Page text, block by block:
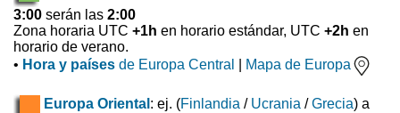
3:00 serán las 2:00
Zona horaria UTC +1h en horario estándar, UTC +2h en
horario de verano.
• Hora y países de Europa Central Mapa de Europa
Europa Oriental : ej. (Finlandia / Ucrania /Grecia) a